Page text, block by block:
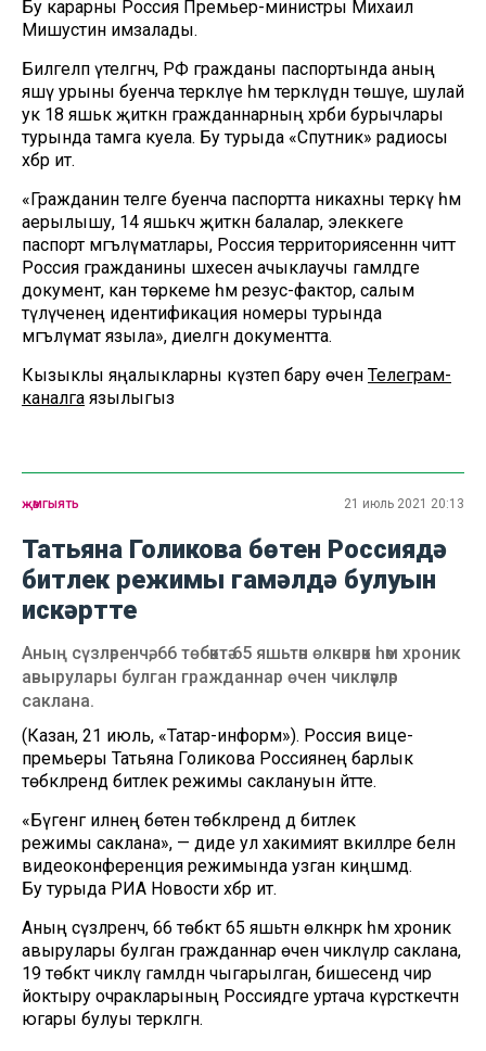
Бу карарны Россия Премьер-министры Михаил
Мишустин имзалады.
Билгеләп үтелгәнчә, РФ гражданы паспортында аның
яшәү урыны буенча теркәлүе һәм теркәлүдән төшүе, шулай
ук 18 яшькә җиткән гражданнарның хәрби бурычлары
турында тамга куела. Бу турыда «Спутник» радиосы
хәбәр итә.
«Гражданин теләге буенча паспортта никахны теркәү һәм
аерылышу, 14 яшькәчә җиткән балалар, элеккеге
паспорт мәгълүматлары, Россия территориясеннән читтә
Россия гражданины шәхесен ачыклаучы гамәлдәге
документ, кан төркеме һәм резус-фактор, салым
түләүченең идентификация номеры турында
мәгълүмат языла», диелгән документта.
Кызыклы яңалыкларны күзәтеп бару өчен Телеграм-
каналга язылыгыз
җәмгыять 21 июль 2021 20:13
Татьяна Голикова бөтен Россиядә
битлек режимы гамәлдә булуын
искәртте
Аның сүзләренчә, 66 төбәктә 65 яшьтән өлкәнрәк һәм хроник
авырулары булган гражданнар өчен чикләүләр
саклана.
(Казан, 21 июль, «Татар-информ»). Россия вице-
премьеры Татьяна Голикова Россиянең барлык
төбәкләрендә битлек режимы саклануын әйтте.
«Бүгенгә илнең бөтен төбәкләрендә дә битлек
режимы саклана», — диде ул хакимият вәкилләре белән
видеоконференция режимында узган киңәшмәдә.
Бу турыда РИА Новости хәбәр итә.
Аның сүзләренчә, 66 төбәктә 65 яшьтән өлкәнрәк һәм хроник
авырулары булган гражданнар өчен чикләүләр саклана,
19 төбәктә чикләү гамәлдән чыгарылган, бишесендә чир
йоктыру очракларының Россиядәге уртача күрсәткечтән
югары булуы теркәлгән.